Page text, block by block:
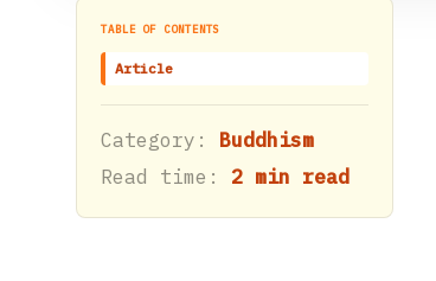
TABLE OF CONTENTS
Article
Category: Buddhism
Read time: 2 min read